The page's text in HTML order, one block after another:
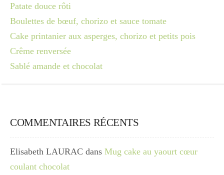
Patate douce rôti
Boulettes de bœuf, chorizo et sauce tomate
Cake printanier aux asperges, chorizo et petits pois
Crême renversée
Sablé amande et chocolat
COMMENTAIRES RÉCENTS
Elisabeth LAURAC dans Mug cake au yaourt cœur
coulant chocolat